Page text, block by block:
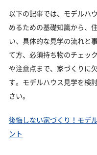
以下の記事では、モデルハ
めるための基礎知識から、
い、具体的な見学の流れと
て方、必須持ち物のチェッ
や注意点まで、家づくりに
す。モデルハウス見学を検
さい。
後悔しない家づくり！モデ
ント